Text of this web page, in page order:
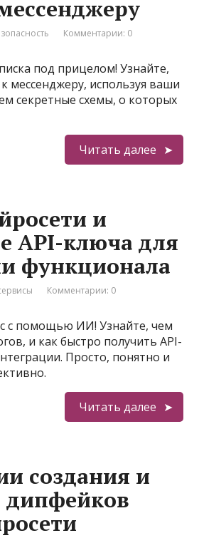
Комментарии: 0
под прицелом! Узнайте,
мессенджеру, используя ваши
секретные схемы, о которых
Читать далее
и
API-ключа для
функционала
Комментарии: 0
с помощью ИИ! Узнайте, чем
и как быстро получить API-
Просто, понятно и
Читать далее
создания и
дипфейков